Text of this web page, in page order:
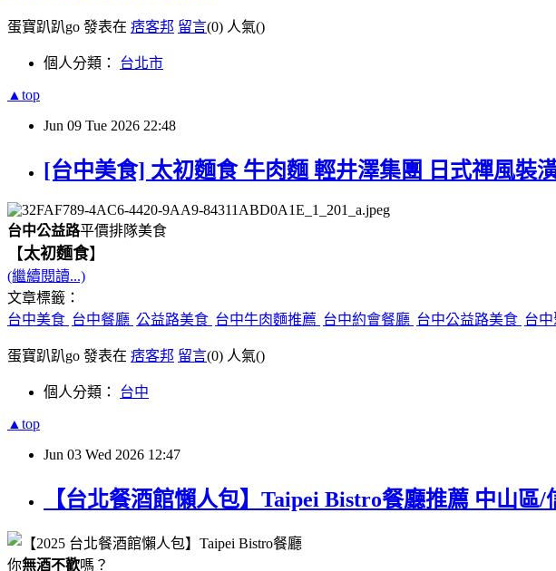
蛋寶趴趴go 發表在 痞客邦 留言(0) 人氣()
個人分類： 台北市
▲top
Jun 09 Tue 2026 22:48
[台中美食] 太初麵食 牛肉麵 輕井澤集團 日式禪風裝
台中公益路平價排隊美食
【太初麵食】
(繼續閱讀...)
文章標籤：
台中美食 台中餐廳 公益路美食 台中牛肉麵推薦 台中約會餐廳 台中公益路美食 台
蛋寶趴趴go 發表在 痞客邦 留言(0) 人氣()
個人分類： 台中
▲top
Jun 03 Wed 2026 12:47
【台北餐酒館懶人包】Taipei Bistro餐廳推薦 中山
你無酒不歡嗎？